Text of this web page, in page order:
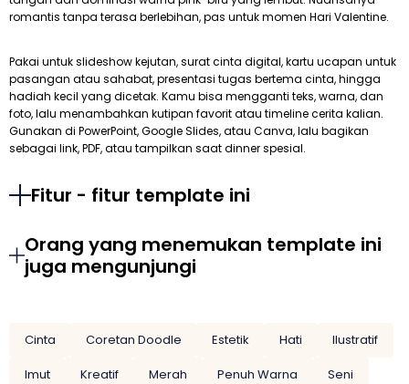
romantis tanpa terasa berlebihan, pas untuk momen Hari Valentine.
Pakai untuk slideshow kejutan, surat cinta digital, kartu ucapan untuk
pasangan atau sahabat, presentasi tugas bertema cinta, hingga
hadiah kecil yang dicetak. Kamu bisa mengganti teks, warna, dan
foto, lalu menambahkan kutipan favorit atau timeline cerita kalian.
Gunakan di PowerPoint, Google Slides, atau Canva, lalu bagikan
sebagai link, PDF, atau tampilkan saat dinner spesial.
Fitur - fitur template ini
Orang yang menemukan template ini
juga mengunjungi
Cinta Coretan Doodle Estetik Hati
Ilustratif
Imut
Kreatif Merah Penuh Warna
Seni